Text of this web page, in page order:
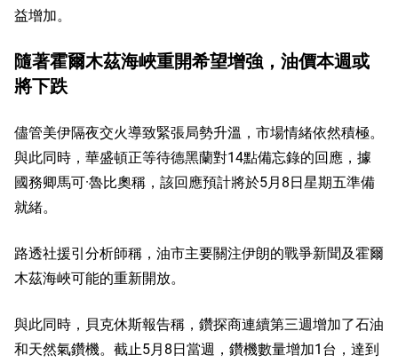
益增加。
隨著霍爾木茲海峽重開希望增強，油價本週或
將下跌
儘管美伊隔夜交火導致緊張局勢升溫，市場情緒依然積極。
與此同時，華盛頓正等待德黑蘭對14點備忘錄的回應，據
國務卿馬可·魯比奧稱，該回應預計將於5月8日星期五準備
就緒。
路透社援引分析師稱，油市主要關注伊朗的戰爭新聞及霍爾
木茲海峽可能的重新開放。
與此同時，貝克休斯報告稱，鑽探商連續第三週增加了石油
和天然氣鑽機。截止5月8日當週，鑽機數量增加1台，達到